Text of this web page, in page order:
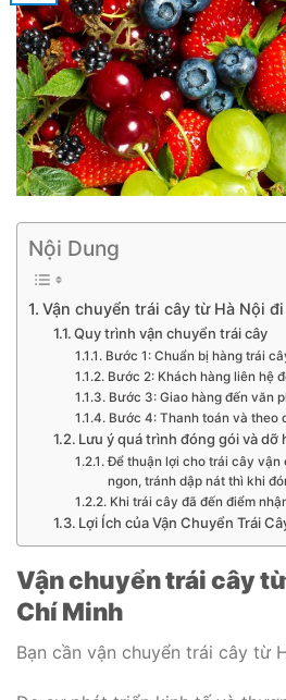
Nội Dung
Vận chuyển trái cây từ Hà Nội
Quy trình vận chuyển trái cây
Bước 1: Chuẩn bị hàng trái
Bước 2: Khách hàng liên hệ
Bước 3: Giao hàng đến văn
Bước 4: Thanh toán và theo
Lưu ý quá trình đóng gói và dỡ
Để thuận lợi cho trái cây
ngon, tránh dập nát thì khi
Khi trái cây đã đến điểm
Lợi Ích của Vận Chuyển Trái
Vận chuyển trái cây
Chí Minh
Bạn cần vận chuyển trái cây từ